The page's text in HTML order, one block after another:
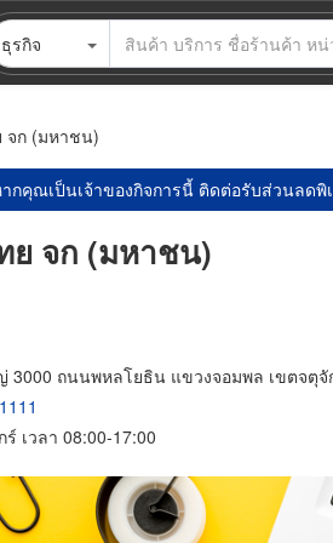
ธุรกิจ
จก (มหาชน)
กคุณเป็นเจ้าของกิจการนี้ ติดต่อรับส่วนลดพิ
ย จก (มหาชน)
3000 ถนนพหลโยธิน แขวงจอมพล เขตจตุจั
เวลา 08:00-17:00